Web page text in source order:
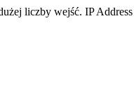
liczby wejść. IP